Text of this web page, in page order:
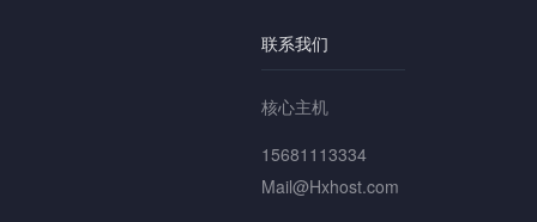
联系我们
核心主机
15681113334
Mail@Hxhost.com